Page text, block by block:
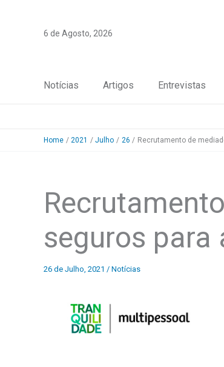
6 de Agosto, 2026
Notícias Artigos Entrevistas
Home 2021 Julho 26 Recrutamento de
seguros para
26 de Julho, 2021 / Notícias